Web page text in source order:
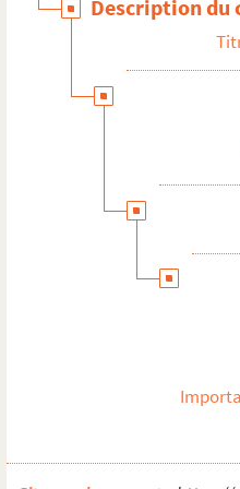
Eugène
Georges
Populaires
Groth
Description du